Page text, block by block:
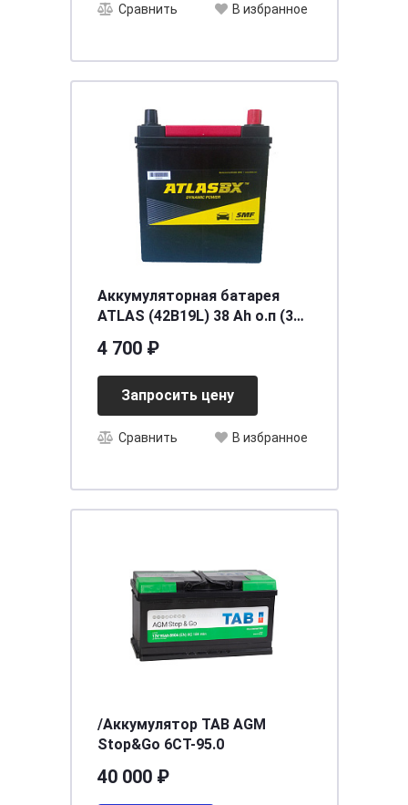
Сравнить В избранное
Аккумуляторная батарея
ATLAS (42B19L) 38 Ah о.п (350
4 700 ₽
Запросить цену
Сравнить В избранное
/Аккумулятор TAB AGM
Stop&Go 6СТ-95.0
40 000 ₽